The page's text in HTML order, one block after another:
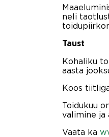
neli
Taust
Kohaliku
aasta
Koos
Toidukuu
valimine ja
Vaata ka